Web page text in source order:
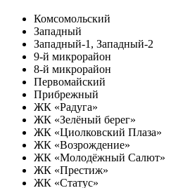
Комсомольский
Западный
Западный-1, Западный-2
9-й микрорайон
8-й микрорайон
Первомайский
Прибрежный
ЖК «Радуга»
ЖК «Зелёный берег»
ЖК «Циолковский Плаза»
ЖК «Возрождение»
ЖК «Молодёжный Салют»
ЖК «Престиж»
ЖК «Статус»